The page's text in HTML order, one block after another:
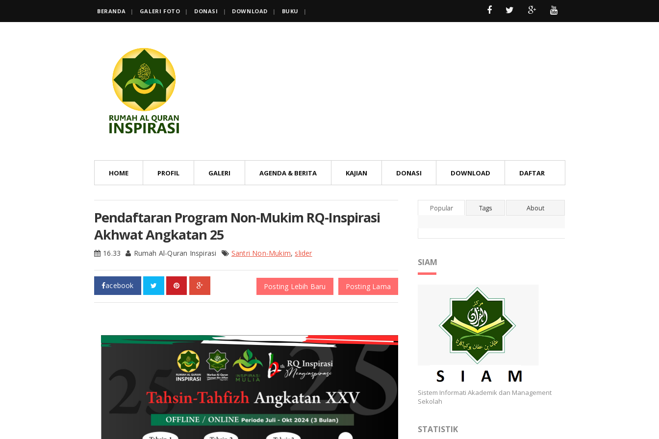
BERANDA GALERI FOTO DONASI DOWNLOAD BUKU
HOME PROFIL GALERI AGENDA & BERITA KAJIAN DONASI DOWNLOAD DAFTAR
Pendaftaran Program Non-Mukim RQ-Inspirasi
Akhwat Angkatan 25
16.33 Rumah Al-Quran Inspirasi Santri Non-Mukim, slider
acebook Posting Lebih Baru Posting Lama
Popular Tags About
SIAM
Sistem Informati Akademik dan Management
Sekolah
STATISTIK